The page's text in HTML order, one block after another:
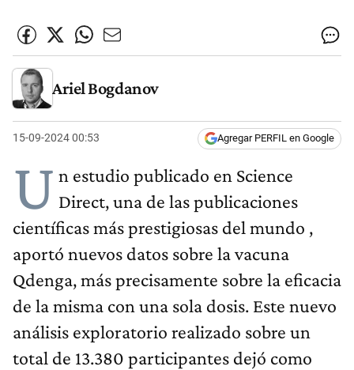
Ariel Bogdanov
15-09-2024 00:53 Agregar PERFIL en Google
U n estudio publicado en Science
Direct, una de las publicaciones
científicas más prestigiosas del mundo ,
aportó nuevos datos sobre la vacuna
Qdenga, más precisamente sobre la eficacia
de la misma con una sola dosis. Este nuevo
análisis exploratorio realizado sobre un
total de 13.380 participantes dejó como